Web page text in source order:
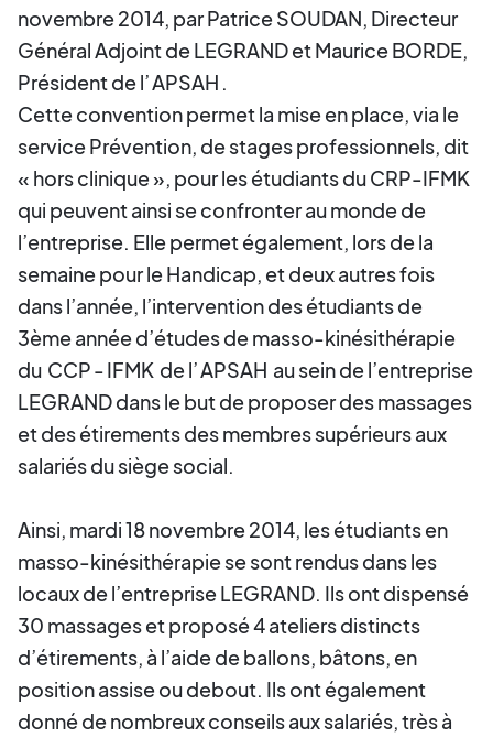
novembre 2014, par Patrice SOUDAN, Directeur
Général Adjoint de LEGRAND et Maurice BORDE,
Président de l’APSAH .
Cette convention permet la mise en place, via le
service Prévention, de stages professionnels, dit
« hors clinique », pour les étudiants du CRP-IFMK
qui peuvent ainsi se confronter au monde de
l’entreprise. Elle permet également, lors de la
semaine pour le Handicap, et deux autres fois
dans l’année, l’intervention des étudiants de
3ème année d’études de masso-kinésithérapie
du CCP-IFMK de l’APSAH au sein de l’entreprise
LEGRAND dans le but de proposer des massages
et des étirements des membres supérieurs aux
salariés du siège social.
Ainsi, mardi 18 novembre 2014, les étudiants en
masso-kinésithérapie se sont rendus dans les
locaux de l’entreprise LEGRAND. Ils ont dispensé
30 massages et proposé 4 ateliers distincts
d’étirements, à l’aide de ballons, bâtons, en
position assise ou debout. Ils ont également
donné de nombreux conseils aux salariés, très à